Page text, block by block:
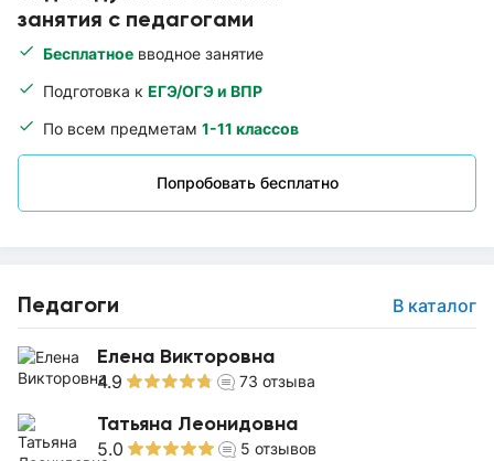
занятия с педагогами
Бесплатное вводное занятие
Подготовка к ЕГЭ/ОГЭ и ВПР
По всем предметам 1-11 классов
Попробовать бесплатно
Педагоги В каталог
Елена Викторовна
4.9 73 отзыва
Татьяна Леонидовна
5.0 5 отзывов